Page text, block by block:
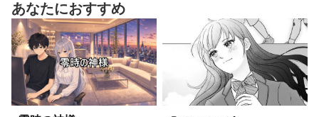
あなたにおすすめ